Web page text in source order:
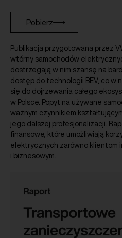
Pobierz
Publikacja przygotowana przez
wtórny samochodów
dostrzegają w nim szansę na
dostęp do technologii BEV, co w
się do dojrzewania całego
w Polsce. Popyt na używane
ważnym czynnikiem
jego dalszej profesjonalizacji.
finansowe, które umożliwiają
elektrycznych zarówno klientom
i biznesowym.